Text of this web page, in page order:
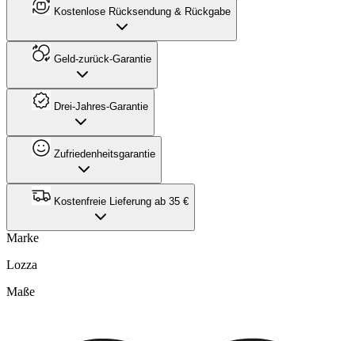
Kostenlose Rücksendung & Rückgabe
Geld-zurück-Garantie
Drei-Jahres-Garantie
Zufriedenheitsgarantie
Kostenfreie Lieferung ab 35 €
Marke
Lozza
Maße